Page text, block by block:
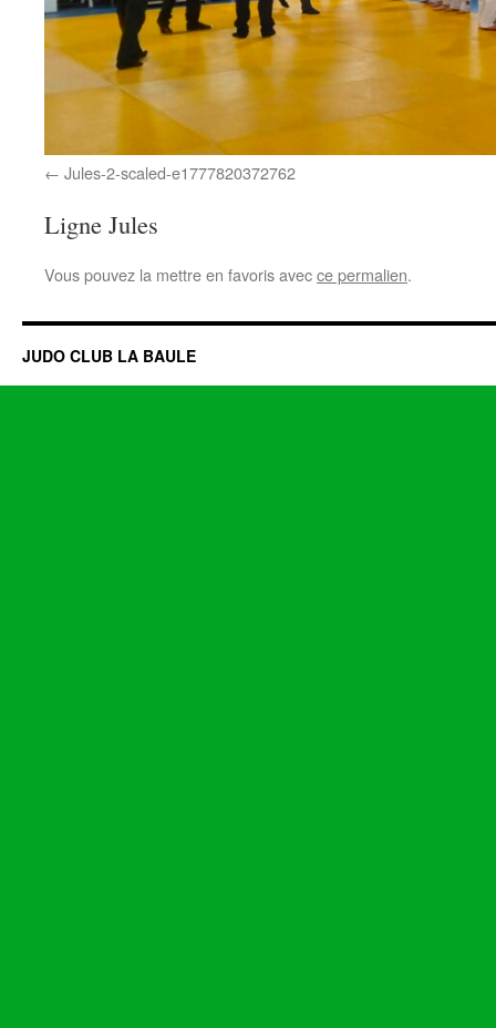
Jules-2-scaled-e1777820372762
Ligne Jules
Vous pouvez la mettre en favoris avecce permalien.
JUDO CLUB LA BAULE